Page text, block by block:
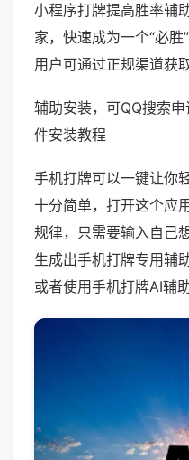
小程序打牌提高胜率辅
家，快速成为一个“必
用户可通过正规渠道获
辅助安装，可QQ搜索
件安装教程
手机打牌可以一键让你
十分简单，打开这个应
规律，只需要输入自己
生成出手机打牌专用辅
或者使用手机打牌AI辅